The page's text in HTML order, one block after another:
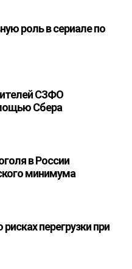
роль в сериале по
СЗФО
Сбера
в России
минимума
перегрузки при